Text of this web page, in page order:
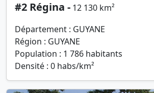
#2 Régina - 12 130 km²
Département : GUYANE
Région : GUYANE
Population : 1 786 habitants
Densité : 0 habs/km²